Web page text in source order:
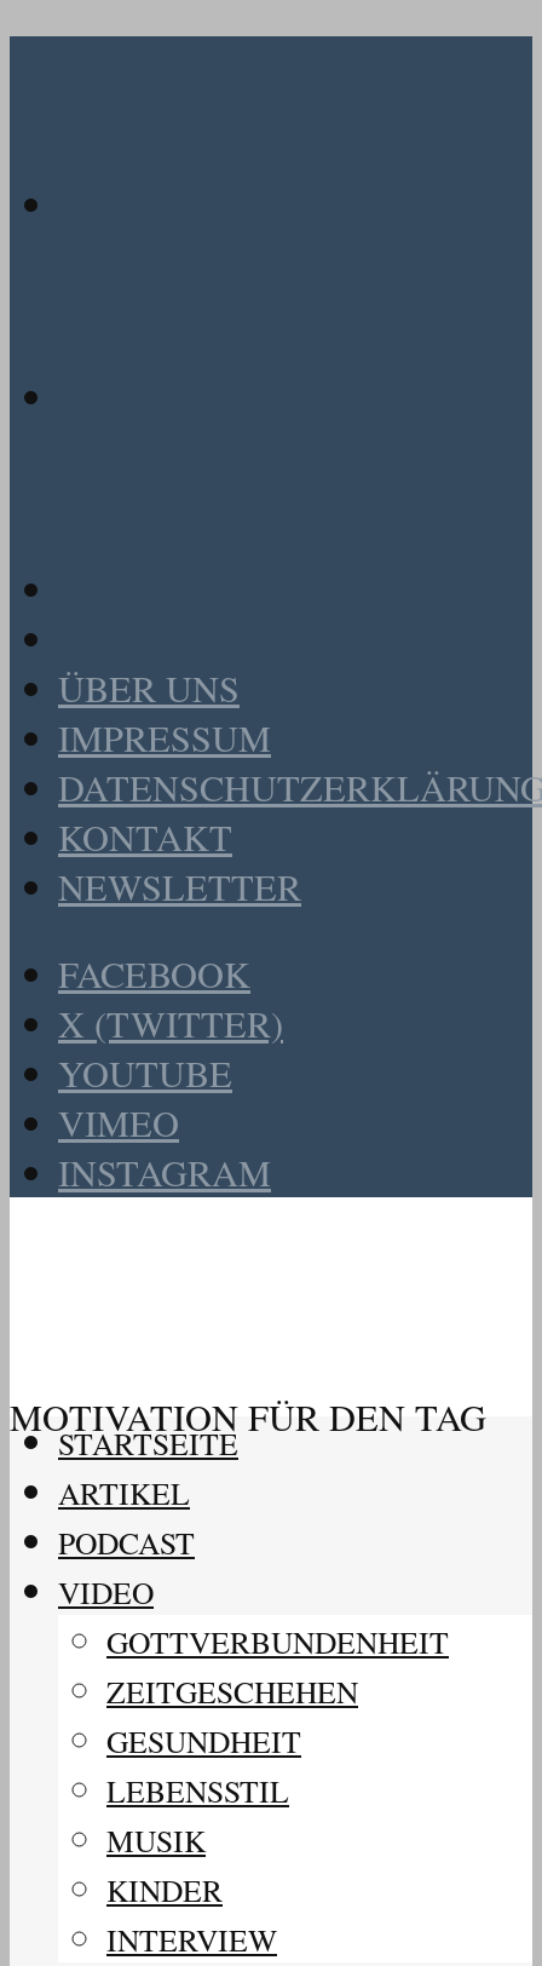
ÜBER UNS
IMPRESSUM
KONTAKT
NEWSLETTER
FACEBOOK
X (TWITTER)
YOUTUBE
VIMEO
INSTAGRAM
MOTIVATION FÜR DEN TAG
STARTSEITE
ARTIKEL
PODCAST
VIDEO
GOTTVERBUNDENHEIT
ZEITGESCHEHEN
GESUNDHEIT
LEBENSSTIL
MUSIK
KINDER
INTERVIEW